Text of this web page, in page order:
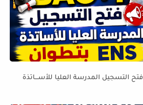
للحاصلين على BAC+1 فتح التسجيل المدرسة العليا للأســـاتذة